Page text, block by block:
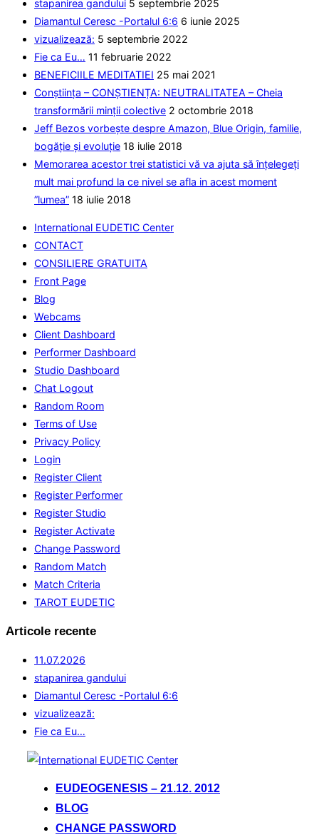
stapanirea gandului 5 septembrie 2025
Diamantul Ceresc -Portalul 6:6 6 iunie 2025
vizualizează: 5 septembrie 2022
Fie ca Eu… 11 februarie 2022
BENEFICIILE MEDITATIEI 25 mai 2021
Conștiința – CONȘTIENȚA: NEUTRALITATEA – Cheia
transformării minții colective 2 octombrie 2018
Jeff Bezos vorbește despre Amazon, Blue Origin, familie,
bogăție și evoluție 18 iulie 2018
Memorarea acestor trei statistici vă va ajuta să înțelegeți
mult mai profund la ce nivel se afla in acest moment
”lumea” 18 iulie 2018
International EUDETIC Center
CONTACT
CONSILIERE GRATUITA
Front Page
Blog
Webcams
Client Dashboard
Performer Dashboard
Studio Dashboard
Chat Logout
Random Room
Terms of Use
Privacy Policy
Login
Register Client
Register Performer
Register Studio
Register Activate
Change Password
Random Match
Match Criteria
TAROT EUDETIC
Articole recente
11.07.2026
stapanirea gandului
Diamantul Ceresc -Portalul 6:6
vizualizează:
Fie ca Eu…
EUDEOGENESIS – 21.12. 2012
BLOG
CHANGE PASSWORD